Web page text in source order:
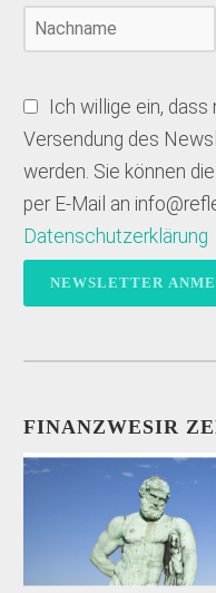
Ich willige ein,
Versendung des
werden. Sie können
per E-Mail an
Datenschutzerklärung
FINANZWESIR